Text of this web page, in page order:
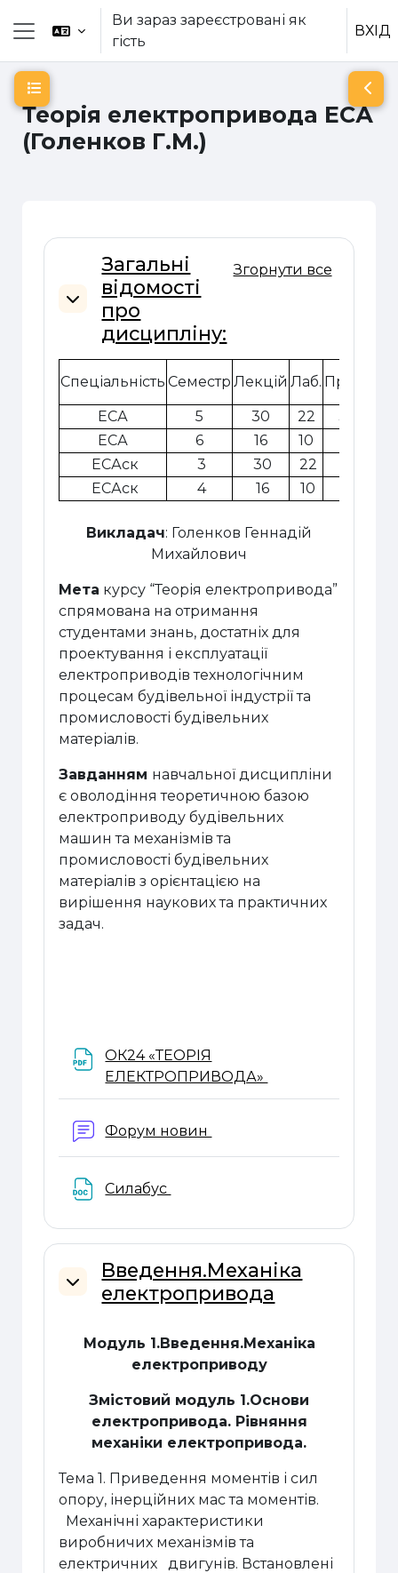
Перейти до головного вмісту
Бокова панель
Ви зараз зареєстровані як
гість
ВХІД
Теорія електропривода ЕСА
(Голенков Г.М.)
Відкритий покажчик курсу
Схема розділу
Згорнути
Загальні
відомості
про
дисципліну:
Згорнути все
Спеціальність Семестр Лекцій Лаб. Практ.
ЕСА 5 30 22 30
ЕСА
6 16 10
ЕСАск
3 30 22
ЕСАск
4 16 10
Викладач: Голенков Геннадій
Михайлович
Мета курсу “Теорія електропривода”
спрямована на отримання
студентами знань, достатніх для
проектування і експлуатації
електроприводів технологічним
процесам будівельної індустрії та
промисловості будівельних
матеріалів.
Завданням навчальної дисципліни
є оволодіння теоретичною базою
електроприводу будівельних
машин та механізмів та
промисловості будівельних
матеріалів з орієнтацією на
вирішення наукових та практичних
задач.
ОК24 «ТЕОРІЯ
ЕЛЕКТРОПРИВОДА»
Форум новин
Силабус
Згорнути
Введення.Механіка
електропривода
Модуль 1.Введення.Механіка
електроприводу
Змістовий модуль 1.Основи
електропривода. Рівняння
механіки електропривода.
Тема 1. Приведення моментів і сил
опору, інерційних мас та моментів.
Механічні характеристики
виробничих механізмів та
електричних двигунів. Встановлені